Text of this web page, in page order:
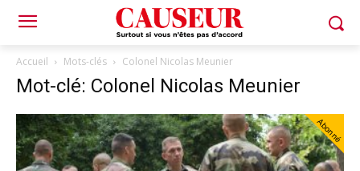
Accueil Mots-clés Colonel Nicolas Meunier
Mot-clé: Colonel Nicolas Meunier
Abonné